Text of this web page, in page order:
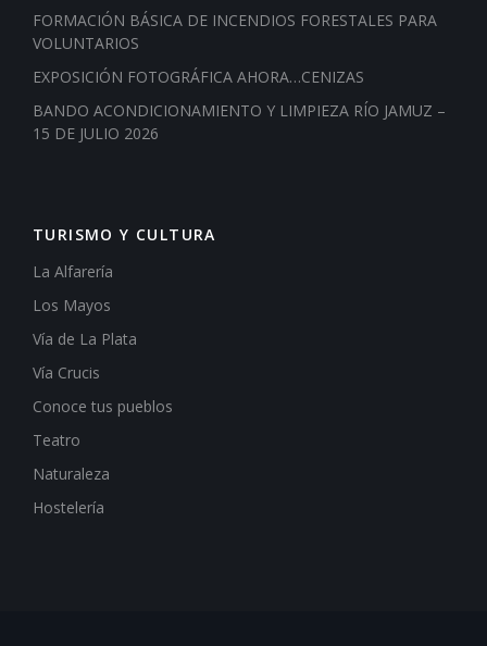
FORMACIÓN BÁSICA DE INCENDIOS FORESTALES PARA
VOLUNTARIOS
EXPOSICIÓN FOTOGRÁFICA AHORA…CENIZAS
BANDO ACONDICIONAMIENTO Y LIMPIEZA RÍO JAMUZ –
15 DE JULIO 2026
TURISMO Y CULTURA
La Alfarería
Los Mayos
Vía de La Plata
Vía Crucis
Conoce tus pueblos
Teatro
Naturaleza
Hostelería